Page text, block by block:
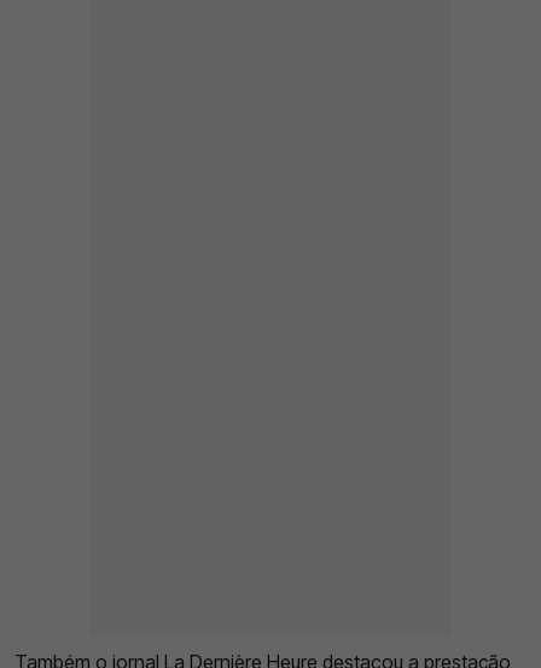
Também o jornal La Dernière Heure destacou a prestação